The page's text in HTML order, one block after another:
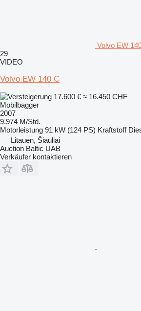
Volvo EW
29
VIDEO
Volvo EW 140 C
17.600 € ≈ 16.450 CHF
Mobilbagger
2007
9.974 M/Std.
Motorleistung 91 kW (124 PS) Kraftstoff
Litauen, Šiauliai
Auction Baltic UAB
Verkäufer kontaktieren